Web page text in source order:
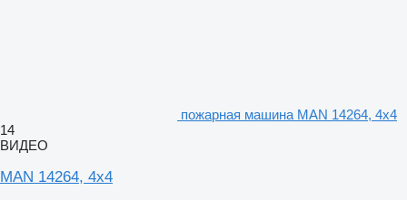
пожарная машина MAN 14264, 4x4
14
ВИДЕО
MAN 14264, 4x4